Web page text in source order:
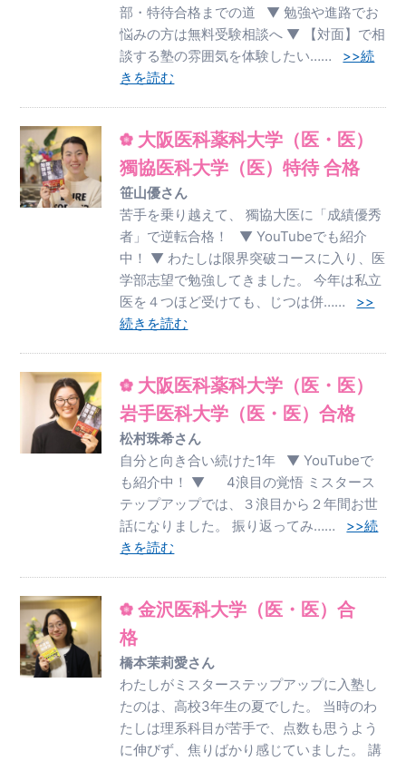
部・特待合格までの道 ▼ 勉強や進路でお
悩みの方は無料受験相談へ ▼ 【対面】で相
談する塾の雰囲気を体験したい…… >>続
きを読む
大阪医科薬科大学（医・医）
獨協医科大学（医）特待 合格
笹山優さん
苦手を乗り越えて、 獨協大医に「成績優秀
者」で逆転合格！ ▼ YouTubeでも紹介
中！ ▼ わたしは限界突破コースに入り、医
学部志望で勉強してきました。 今年は私立
医を４つほど受けても、じつは併…… >>
続きを読む
大阪医科薬科大学（医・医）
岩手医科大学（医・医）合格
松村珠希さん
自分と向き合い続けた1年 ▼ YouTubeで
も紹介中！ ▼ 4浪目の覚悟 ミスタース
テップアップでは、３浪目から２年間お世
話になりました。 振り返ってみ…… >>続
きを読む
金沢医科大学（医・医）合
格
橋本茉莉愛さん
わたしがミスターステップアップに入塾し
たのは、高校3年生の夏でした。 当時のわ
たしは理系科目が苦手で、点数も思うよう
に伸びず、焦りばかり感じていました。 講